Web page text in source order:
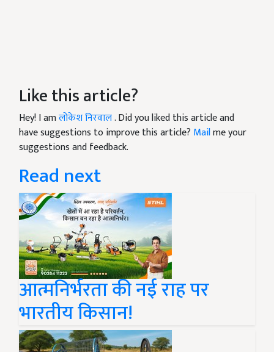
Like this article?
Hey! I amलोकेश निरवाल. Did you liked this article and
have suggestions to improve this article? Mailme your
suggestions and feedback.
Read next
आत्मनिर्भरता की नई राह पर
भारतीय किसान!